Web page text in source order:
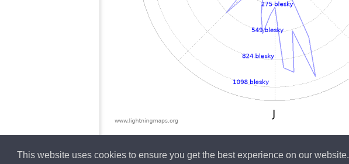
This website uses cookies to ensure you get the best experience on our website.